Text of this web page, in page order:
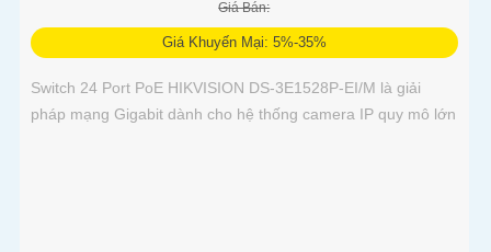
Giá Bán:
Giá Khuyến Mại: 5%-35%
Switch 24 Port PoE HIKVISION DS-3E1528P-EI/M là giải
pháp mạng Gigabit dành cho hệ thống camera IP quy mô lớn